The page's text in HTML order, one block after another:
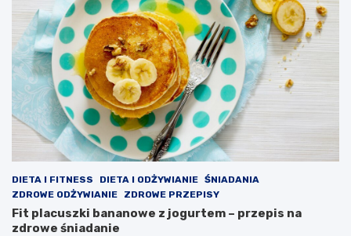
DIETA I FITNESS DIETA I ODŻYWIANIE ŚNIADANIA
ZDROWE ODŻYWIANIE
ZDROWE PRZEPISY
Fit placuszki bananowe z jogurtem – przepis na
zdrowe śniadanie